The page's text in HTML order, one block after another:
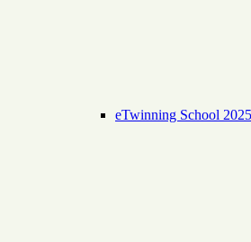
eTwinning School